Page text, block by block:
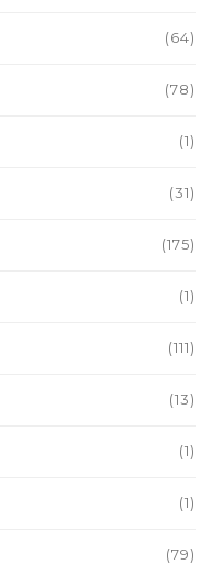
(64)
(78)
(1)
(31)
(175)
(1)
(111)
(13)
(1)
(1)
(79)